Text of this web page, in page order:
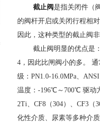
截止阀是指关闭件（
的阀杆开启或关闭行程相
因此，这种类型的截止阀
截止阀明显的优点是：
4，因此比闸阀小的多。
级：PN1.0-16.0MPa、
温度：-196℃～700℃ 驱动
2Ti、CF8（304）、CF3
化性介质、尿素等多种介